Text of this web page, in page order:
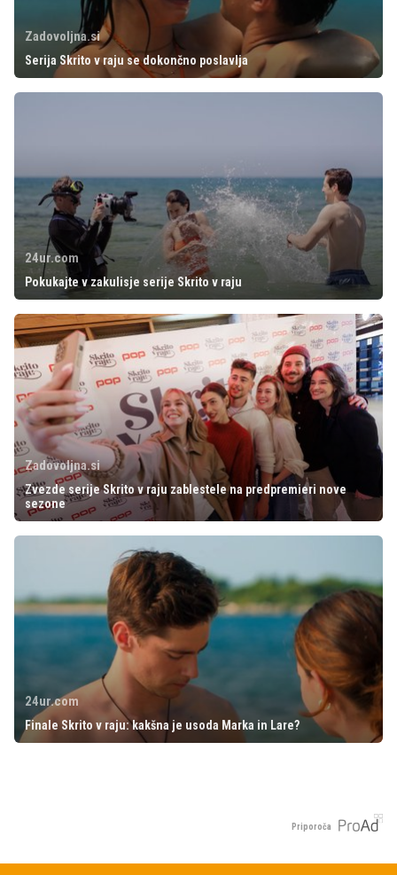
Zadovoljna.si
Serija Skrito v raju se dokončno poslavlja
24ur.com
Pokukajte v zakulisje serije Skrito v raju
Zadovoljna.si
Zvezde serije Skrito v raju zablestele na predpremieri nove
sezone
24ur.com
Finale Skrito v raju: kakšna je usoda Marka in Lare?
Priporoča